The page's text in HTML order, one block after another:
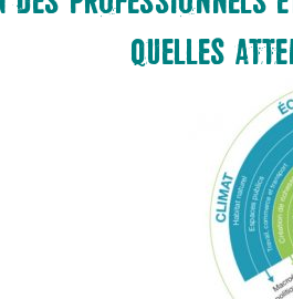
QUELLES